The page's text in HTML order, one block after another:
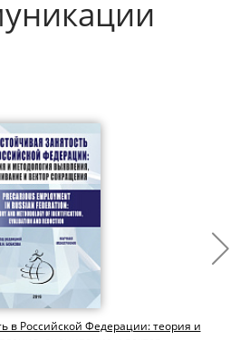
в Российской Федерации: теория и